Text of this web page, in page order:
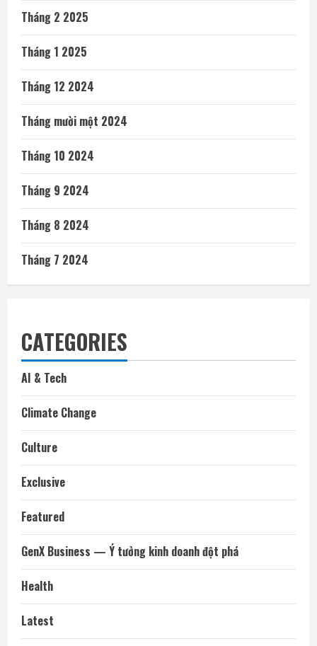
Tháng 2 2025
Tháng 1 2025
Tháng 12 2024
Tháng mười một 2024
Tháng 10 2024
Tháng 9 2024
Tháng 8 2024
Tháng 7 2024
CATEGORIES
AI & Tech
Climate Change
Culture
Exclusive
Featured
GenX Business — Ý tưởng kinh doanh đột phá
Health
Latest